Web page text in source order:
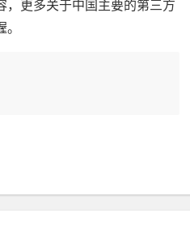
，更多关于中国主要的第三方